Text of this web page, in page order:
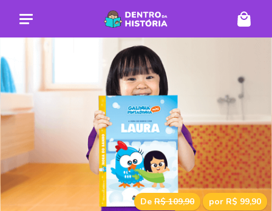
De R$ 109,90 por R$ 99,90